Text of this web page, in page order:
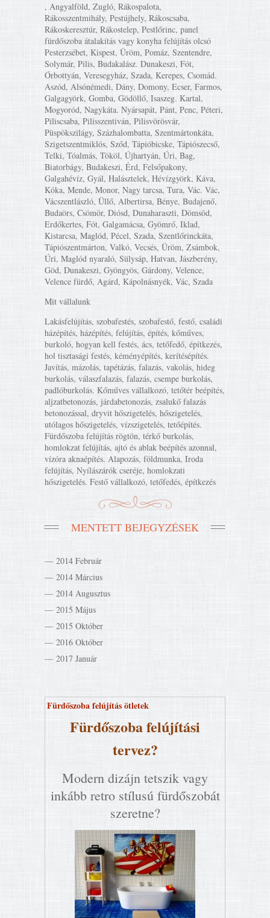
, Angyalföld, Zugló, Rákospalota,
Rákosszentmihály, Pestújhely, Rákoscsaba,
Rákoskeresztúr, Rákostelep, Pestlőrinc, panel
fürdőszoba átalakítás vagy konyha felújítás olcsó
Pesterzsébet, Kispest, Üröm, Pomáz, Szentendre,
Solymár, Pilis, Budakalász. Dunakeszi, Fót,
Őrbottyán, Veresegyház, Szada, Kerepes, Csomád.
Aszód, Alsónémedi, Dány, Domony, Ecser, Farmos,
Galgagyörk, Gomba, Gödöllő, Isaszeg. Kartal,
Mogyoród, Nagykáta. Nyársapát, Pánt, Penc, Péteri,
Piliscsaba, Pilisszentiván, Pilisvörösvár,
Püspökszilágy, Százhalombatta, Szentmártonkáta,
Szigetszentmiklós, Sződ, Tápióbicske, Tápiószecső,
Telki, Tóalmás, Tököl, Újhartyán, Úri, Bag,
Biatorbágy, Budakeszi, Érd, Felsőpakony,
Galgahévíz, Gyál, Halásztelek, Hévízgyörk, Káva,
Kóka, Mende, Monor, Nagy tarcsa, Tura, Vác. Vác,
Vácszentlászló, Üllő, Albertirsa, Bénye, Budajenő,
Budaörs, Csömör, Diósd, Dunaharaszti, Dömsöd,
Erdőkertes, Fót, Galgamácsa, Gyömrő, Iklad,
Kistarcsa, Maglód, Pécel, Szada, Szentlőrinckáta,
Tápiószentmárton, Valkó, Vecsés, Üröm, Zsámbok,
Úri, Maglód nyaraló, Sülysáp, Hatvan, Jászberény,
Göd, Dunakeszi, Gyöngyös, Gárdony, Velence,
Velence fürdő, Agárd, Kápolnásnyék, Vác, Szada
Mit vállalunk
Lakásfelújítás, szobafestés, szobafestő, festő, családi
házépítés, házépítés, felújítás, építés, kőműves,
burkoló, hogyan kell festés, ács, tetőfedő, építkezés,
hol tisztasági festés, kéményépítés, kerítésépítés.
Javítás, mázolás, tapétázás, falazás, vakolás, hideg
burkolás, válaszfalazás, falazás, csempe burkolás,
padlóburkolás. Kőműves vállalkozó, tetőtér beépítés,
aljzatbetonozás, járdabetonozás, zsalukő falazás
betonozással, dryvit hőszigetelés, hőszigetelés,
utólagos hőszigetelés, vízszigetelés, tetőépítés.
Fürdőszoba felújítás rögtön, térkő burkolás,
homlokzat felújítás, ajtó és ablak beépítés azonnal,
vízóra aknaépítés. Alapozás, földmunka, Iroda
felújítás, Nyílászárók cseréje, homlokzati
hőszigetelés. Festő vállalkozó, tetőfedés, építkezés
MENTETT BEJEGYZÉSEK
2014 Február
2014 Március
2014 Augusztus
2015 Május
2015 Október
2016 Október
2017 Január
Fürdőszoba felújítás ötletek
Fürdőszoba felújítási
tervez?
Modern dizájn tetszik vagy
inkább retro stílusú fürdőszobát
szeretne?